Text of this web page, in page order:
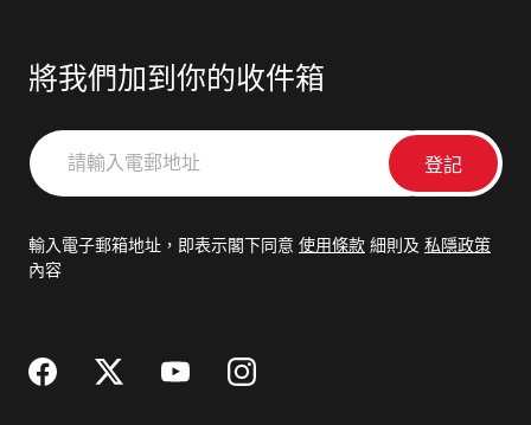
將我們加到你的收件箱
請
輸
郵
輸入電子郵箱地址，即表示閣下同意 使用條款 細則及 私隱政策
內容